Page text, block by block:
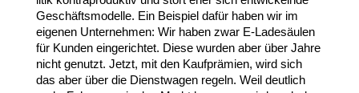
Geschäfts­mo­delle. Ein Beispiel dafür haben wir im
eigenen Unter­nehmen: Wir haben zwar E‑Ladesäulen
für Kunden einge­richtet. Diese wurden aber über Jahre
nicht genutzt. Jetzt, mit den Kauf­prämien, wird sich
das aber über die Dienst­wagen regeln. Weil deutlich